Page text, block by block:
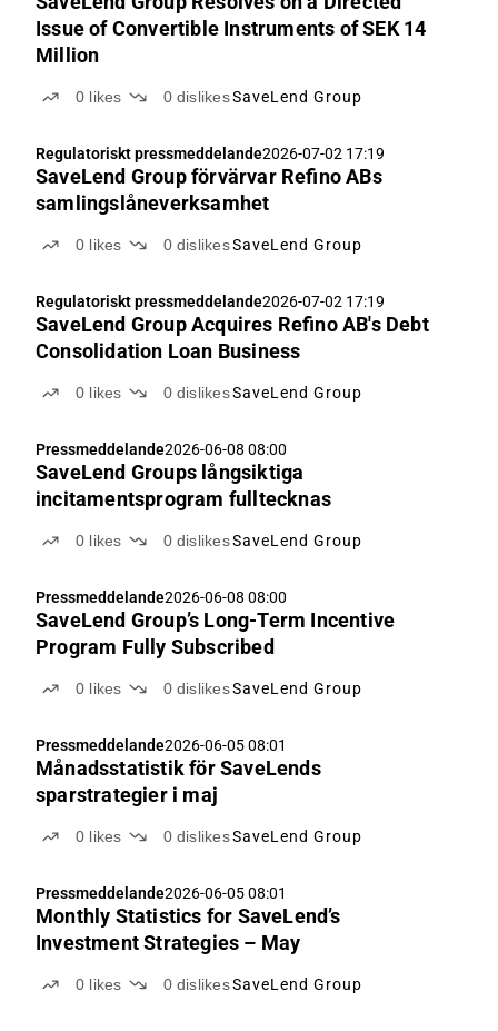
Issue of Convertible Instruments of SEK 14
Million
0 likes 0 dislikesSaveLend Group
Regulatoriskt pressmeddelande2026-07-02 17:19
SaveLend Group förvärvar Refino ABs
samlingslåneverksamhet
0 likes 0 dislikesSaveLend Group
Regulatoriskt pressmeddelande2026-07-02 17:19
SaveLend Group Acquires Refino AB's Debt
Consolidation Loan Business
0 likes 0 dislikesSaveLend Group
Pressmeddelande2026-06-08 08:00
SaveLend Groups långsiktiga
incitamentsprogram fulltecknas
0 likes 0 dislikesSaveLend Group
Pressmeddelande2026-06-08 08:00
SaveLend Group’s Long-Term Incentive
Program Fully Subscribed
0 likes 0 dislikesSaveLend Group
Pressmeddelande2026-06-05 08:01
Månadsstatistik för SaveLends
sparstrategier i maj
0 likes 0 dislikesSaveLend Group
Pressmeddelande2026-06-05 08:01
Monthly Statistics for SaveLend’s
Investment Strategies – May
0 likes 0 dislikesSaveLend Group